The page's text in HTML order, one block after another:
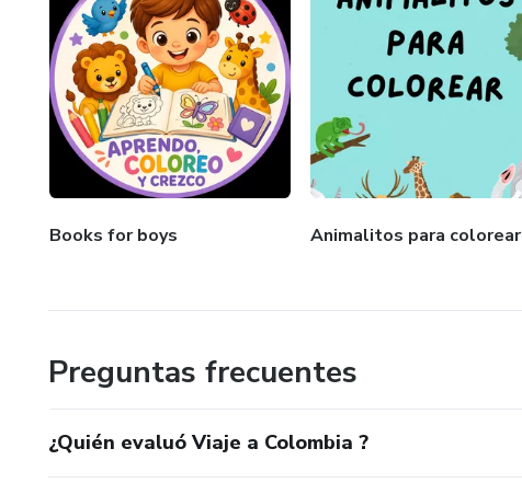
Books for boys Animalitos para colorear
Preguntas frecuentes
¿Quién evaluó Viaje a Colombia ?